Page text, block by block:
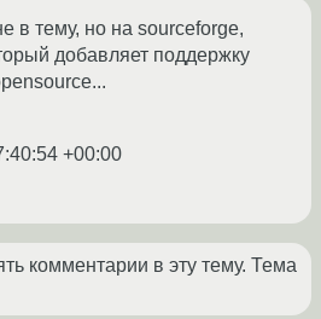
в тему, но на sourceforge,
добавляет поддержку
+00:00
комментарии в эту тему. Тема